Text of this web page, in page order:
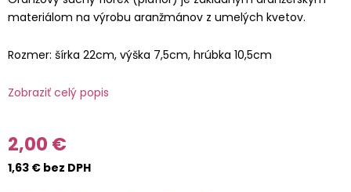
materiálom na výrobu aranžmánov z umelých kvetov.
Rozmer: šírka 22cm, výška 7,5cm, hrúbka 10,5cm
Zobraziť celý popis
2,00 €
1,63 € bez DPH